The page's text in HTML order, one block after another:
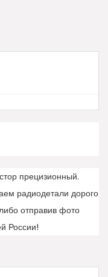
прецизионный.
радиодетали дорого
отправив фото
России!